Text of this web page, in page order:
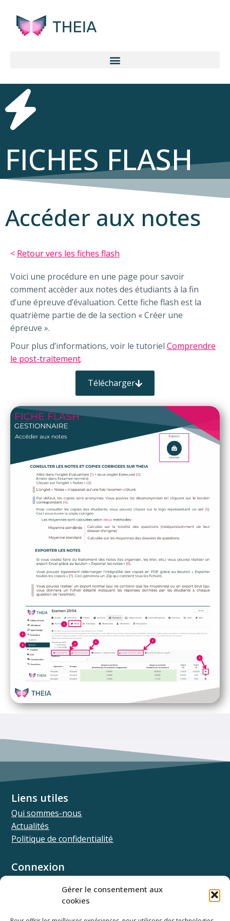
Gérer le consentement aux
cookies
FICHES FLASH
Accéder aux notes
< Retour vers les fiches flash
Voici une procédure en une page pour savoir
comment accèder aux notes des étudiants à la fin
d’une épreuve d’évaluation. Cette fiche flash est la
quatrième partie de de la section « Créer une
épreuve ».
Pour plus d’informations, voir le tutoriel Comprendre
le post-traitement.
Télécharger
Connexion
Univ.theia
Liens utiles
Qui sommes-nous
Actualités
Politique de confidentialité